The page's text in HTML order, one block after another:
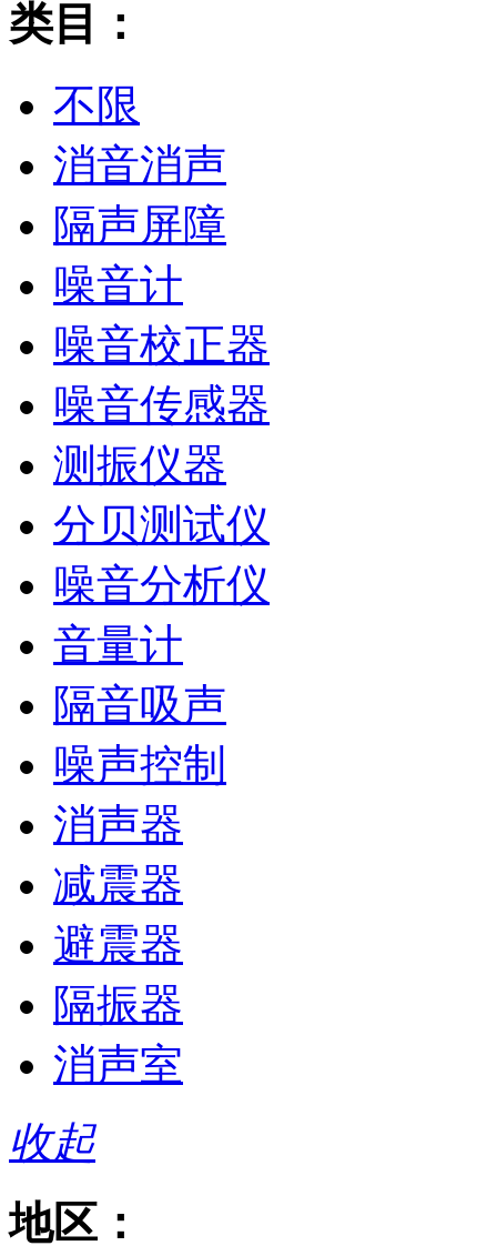
类目：
不限
消音消声
隔声屏障
噪音计
噪音校正器
噪音传感器
测振仪器
分贝测试仪
噪音分析仪
音量计
隔音吸声
噪声控制
消声器
减震器
避震器
隔振器
消声室
收起
地区：